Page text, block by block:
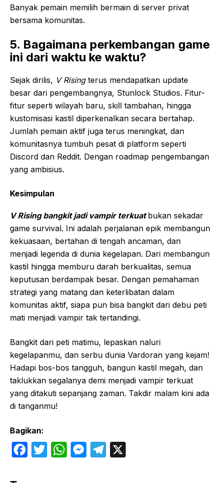
Banyak pemain memilih bermain di server privat
bersama komunitas.
5. Bagaimana perkembangan game
ini dari waktu ke waktu?
Sejak dirilis, V Risingterus mendapatkan update
besar dari pengembangnya, Stunlock Studios. Fitur-
fitur seperti wilayah baru, skill tambahan, hingga
kustomisasi kastil diperkenalkan secara bertahap.
Jumlah pemain aktif juga terus meningkat, dan
komunitasnya tumbuh pesat di platform seperti
Discord dan Reddit. Dengan roadmap pengembangan
yang ambisius.
Kesimpulan
V Rising bangkit jadi vampir terkuatbukan sekadar
game survival. Ini adalah perjalanan epik membangun
kekuasaan, bertahan di tengah ancaman, dan
menjadi legenda di dunia kegelapan. Dari membangun
kastil hingga memburu darah berkualitas, semua
keputusan berdampak besar. Dengan pemahaman
strategi yang matang dan keterlibatan dalam
komunitas aktif, siapa pun bisa bangkit dari debu peti
mati menjadi vampir tak tertandingi.
Bangkit dari peti matimu, lepaskan naluri
kegelapanmu, dan serbu dunia Vardoran yang kejam!
Hadapi bos-bos tangguh, bangun kastil megah, dan
taklukkan segalanya demi menjadi vampir terkuat
yang ditakuti sepanjang zaman. Takdir malam kini ada
di tanganmu!
Bagikan:
F
T
W M T